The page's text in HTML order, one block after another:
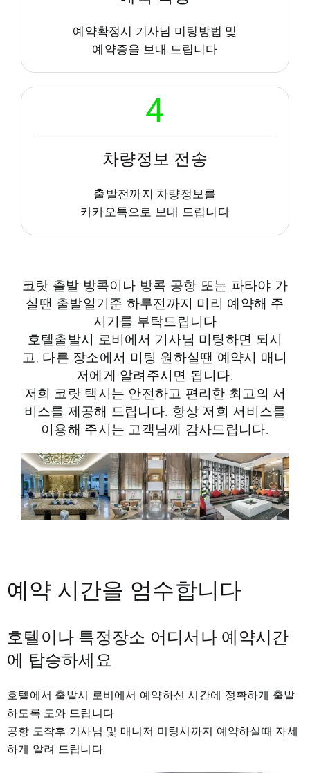
예약확정시 기사님 미팅방법 및
예약증을 보내 드립니다
4
차량정보 전송
출발전까지 차량정보를
카카오톡으로 보내 드립니다
코랏 출발 방콕이나 방콕 공항 또는 파타야 가
실땐 출발일기준 하루전까지 미리 예약해 주
시기를 부탁드립니다
호텔출발시 로비에서 기사님 미팅하면 되시
고, 다른 장소에서 미팅 원하실땐 예약시 매니
저에게 알려주시면 됩니다.
저희 코랏 택시는 안전하고 편리한 최고의 서
비스를 제공해 드립니다. 항상 저희 서비스를
이용해 주시는 고객님께 감사드립니다.
예약 시간을 엄수합니다
호텔이나 특정장소 어디서나 예약시간
에 탑승하세요
호텔에서 출발시 로비에서 예약하신 시간에 정확하게 출발
하도록 도와 드립니다
공항 도착후 기사님 및 매니저 미팅시까지 예약하실때 자세
하게 알려 드립니다